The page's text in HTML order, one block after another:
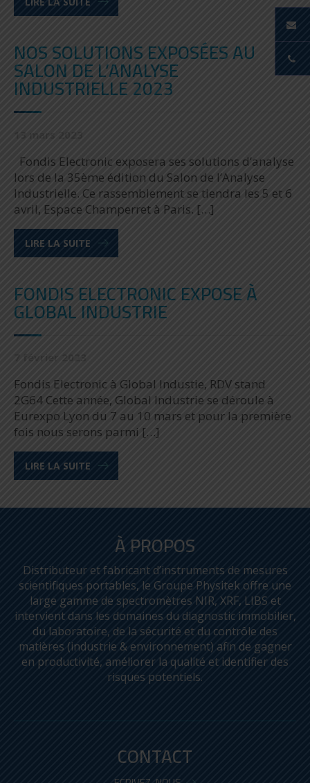
NOS SOLUTIONS EXPOSÉES AU
SALON DE L’ANALYSE
INDUSTRIELLE 2023
Fondis Electronic exposera ses solutions d’analyse
lors de la 35ème édition du Salon de l’Analyse
Industrielle. Ce rassemblement se tiendra les 5 et 6
avril, Espace Champerret à Paris. […]
LIRE LA SUITE
FONDIS ELECTRONIC EXPOSE À
GLOBAL INDUSTRIE
Fondis Electronic à Global Industie, RDV stand
2G64 Cette année, Global Industrie se déroule à
Eurexpo Lyon du 7 au 10 mars et pour la première
fois nous serons parmi […]
LIRE LA SUITE
À PROPOS
Distributeur et fabricant d’instruments de mesures
scientifiques portables, le Groupe Physitek offre une
large gamme de spectromètres NIR, XRF, LIBS et
intervient dans les domaines du diagnostic immobilier,
du laboratoire, de la sécurité et du contrôle des
matières (industrie & environnement) afin de gagner
en productivité, améliorer la qualité et identifier des
risques potentiels.
CONTACT